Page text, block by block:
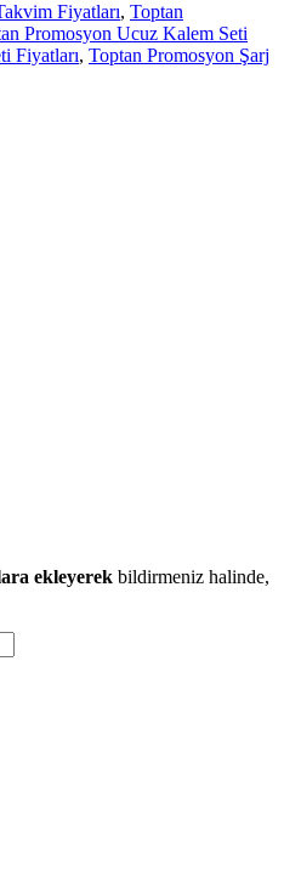
Fiyatları, Toptan
Promosyon Ucuz Kalem Seti
Fiyatları, Toptan Promosyon Şarj
ekleyerek bildirmeniz halinde,